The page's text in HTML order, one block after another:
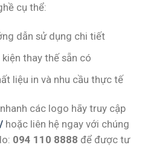
cụ thể:
dẫn sử dụng chi tiết
thay thế sẵn có
liệu in và nhu cầu thực tế
các logo hãy truy cập
hoặc liên hệ ngay với chúng
094 110 8888 để được tư